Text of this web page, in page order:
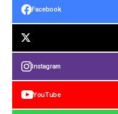
Facebook
Instagram
YouTube